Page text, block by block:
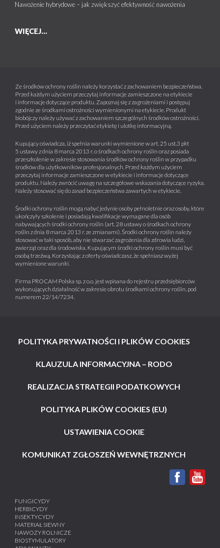
Nawożenie hybrydowe – jak zwiększyć efektywność nawożenia
WIĘCEJ...
Ze środków ochrony roślin należy korzystać z zachowaniem bezpieczeństwa.
Przed każdym użyciem przeczytaj informacje zamieszczone na etykiecie
i informacje dotyczące produktu. Zapoznaj się z zagrożeniami i postępuj
zgodnie ze środkami ostrożności wymienionymi na etykiecie. Produkt
biobójczy należy używać z zachowaniem szczególnych środków ostrożności.
Przed użyciem należy przeczytać etykietę i ulotkę informacyjną.
Kupujący oświadcza, iż spełnia warunki wymienione w art. 25 ust.3 pkt
5 ustawy z dnia 8 marca 2013 r. o środkach ochrony roślin oraz posiada
przeszkolenie w zakresie stosowania środków ochrony roślin w przypadku
środków dla użytkowników profesjonalnych. Przed każdym użyciem
przeczytaj informacje zamieszczone w etykiecie i informacje dotyczące
produktu. Należy zwrócić uwagę na szczegółowe wskazania dotyczące ryzyka.
Należy stosować się do zasad bezpieczeństwa zawartych w etykiecie.
Środki ochrony roślin mogą nabyć jedynie osoby pełnoletnie oraz osoby, które
ukończyły szkolenie i posiadają kwalifikacje wymagane dla osób
nabywających środki ochrony roślin (art. 28 ustawy o środkach ochrony
roślin z dnia 8 marca 2013 r. ze zmianami). Środki ochrony roślin należy
stosować w taki sposób, aby nie stwarzać zagrożenia dla zdrowia ludzi,
zwierząt oraz dla środowiska. Kupującym środki ochrony roślin musi być
osobą trzeźwą. Korzystając z oferty oświadczasz, że spełniasz wyżej
wymienione warunki.
Firma PROCAM Polska sp. z o.o. jest wpisana do rejestru przedsiębiorców
wykonujących działalność w zakresie obrotu środkami ochrony roślin, pod
numerem 22/14/7234.
POLITYKA PRYWATNOŚCI I PLIKÓW COOKIES
KLAUZULA INFORMACYJNA – RODO
REALIZACJA STRATEGII PODATKOWYCH
POLITYKA PLIKÓW COOKIES (EU)
USTAWIENIA COOKIE
KOMUNIKAT ZGŁOSZEŃ WEWNĘTRZNYCH
FUNGICYDY
HERBICYDY
INSEKTYCYDY
MATERIAŁ SIEWNY
NAWOZY ROLNICZE
BIOSTYMULATORY